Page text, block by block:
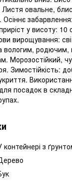
овальне,
Осіннє
у висоту:
вирощування:
вологим, родючим,
Морозостійкий,
Зимостійкість:
посадок в
контейнері з